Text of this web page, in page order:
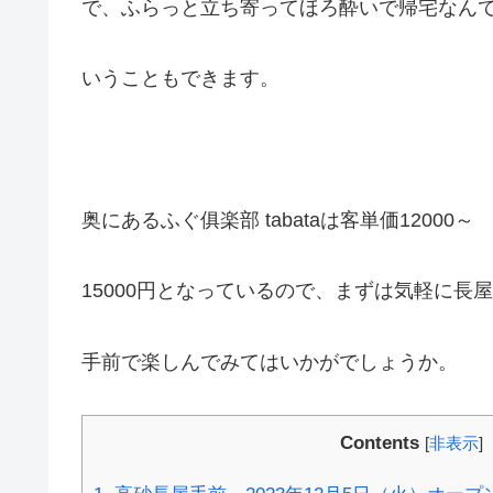
で、ふらっと立ち寄ってほろ酔いで帰宅なん
いうこともできます。
奥にあるふぐ俱楽部 tabataは客単価12000～
15000円となっているので、まずは気軽に長屋
手前で楽しんでみてはいかがでしょうか。
Contents [非表示]